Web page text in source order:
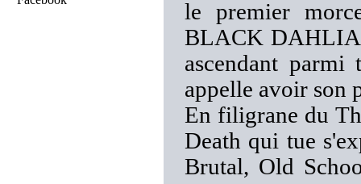
le premier
BLACK DAHLIA
ascendant parmi
appelle avoir son
En filigrane du
Death qui tue
Brutal, Old